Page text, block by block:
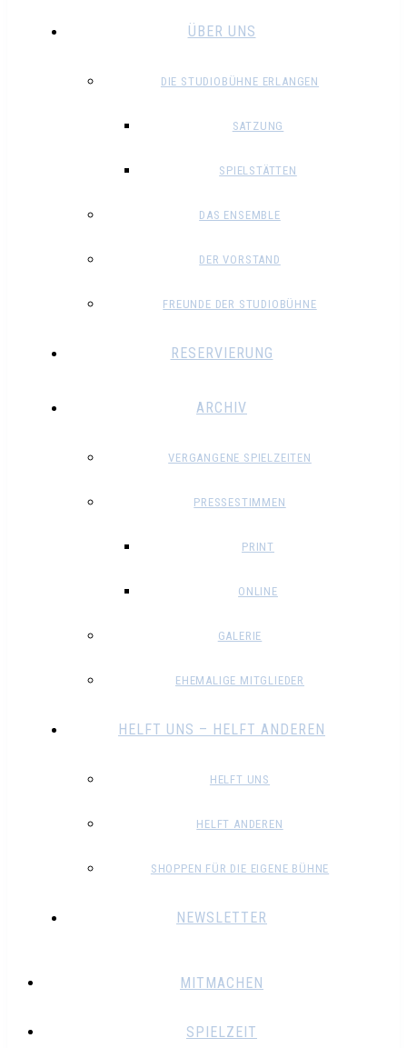
ÜBER UNS
DIE STUDIOBÜHNE ERLANGEN
SATZUNG
SPIELSTÄTTEN
DAS ENSEMBLE
DER VORSTAND
FREUNDE DER STUDIOBÜHNE
RESERVIERUNG
ARCHIV
VERGANGENE SPIELZEITEN
PRESSESTIMMEN
PRINT
ONLINE
GALERIE
EHEMALIGE MITGLIEDER
HELFT UNS – HELFT ANDEREN
HELFT UNS
HELFT ANDEREN
SHOPPEN FÜR DIE EIGENE BÜHNE
NEWSLETTER
MITMACHEN
SPIELZEIT